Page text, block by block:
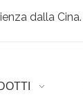
dalla Cina.